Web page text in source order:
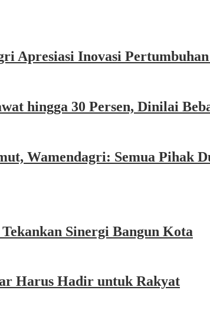
Apresiasi Inovasi
hingga 30 Persen, Dinilai
Wamendagri: Semua Pihak
Sinergi Bangun Kota
Harus Hadir untuk Rakyat